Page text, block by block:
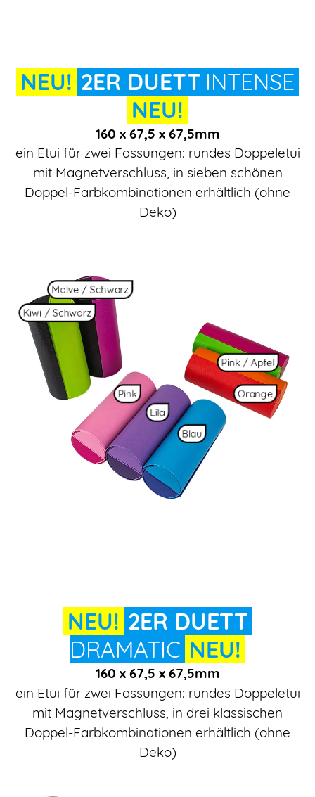
NEU! 2ER DUETT INTENSE
NEU!
160 x 67,5 x 67,5mm
ein Etui für zwei Fassungen: rundes Doppeletui
mit Magnetverschluss, in sieben schönen
Doppel-Farbkombinationen erhältlich (ohne
Deko)
Kiwi / Schwarz
Malve / Schwarz
Pink
Lila
Blau
Orange
Pink / Apfel
NEU! 2ER DUETT
DRAMATIC NEU!
160 x 67,5 x 67,5mm
ein Etui für zwei Fassungen: rundes Doppeletui
mit Magnetverschluss, in drei klassischen
Doppel-Farbkombinationen erhältlich (ohne
Deko)